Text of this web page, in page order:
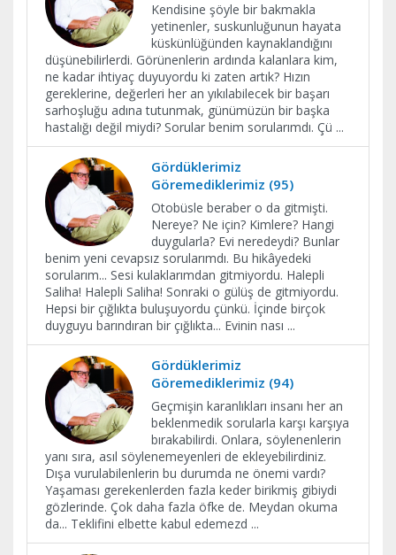
Kendisine şöyle bir bakmakla
yetinenler, suskunluğunun hayata
küskünlüğünden kaynaklandığını
düşünebilirlerdi. Görünenlerin ardında kalanlara kim,
ne kadar ihtiyaç duyuyordu ki zaten artık? Hızın
gereklerine, değerleri her an yıkılabilecek bir başarı
sarhoşluğu adına tutunmak, günümüzün bir başka
hastalığı değil miydi? Sorular benim sorularımdı. Çü ...
Gördüklerimiz
Göremediklerimiz (95)
Otobüsle beraber o da gitmişti.
Nereye? Ne için? Kimlere? Hangi
duygularla? Evi neredeydi? Bunlar
benim yeni cevapsız sorularımdı. Bu hikâyedeki
sorularım... Sesi kulaklarımdan gitmiyordu. Halepli
Saliha! Halepli Saliha! Sonraki o gülüş de gitmiyordu.
Hepsi bir çığlıkta buluşuyordu çünkü. İçinde birçok
duyguyu barındıran bir çığlıkta... Evinin nası ...
Gördüklerimiz
Göremediklerimiz (94)
Geçmişin karanlıkları insanı her an
beklenmedik sorularla karşı karşıya
bırakabilirdi. Onlara, söylenenlerin
yanı sıra, asıl söylenemeyenleri de ekleyebilirdiniz.
Dışa vurulabilenlerin bu durumda ne önemi vardı?
Yaşaması gerekenlerden fazla keder birikmiş gibiydi
gözlerinde. Çok daha fazla öfke de. Meydan okuma
da... Teklifini elbette kabul edemezd ...